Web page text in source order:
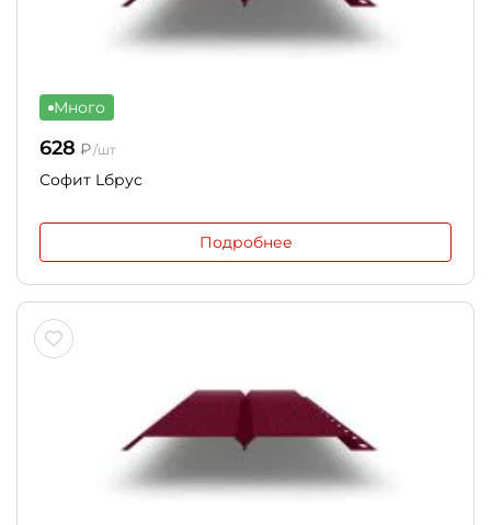
Много
628 ₽/шт
Софит Lбрус
Подробнее